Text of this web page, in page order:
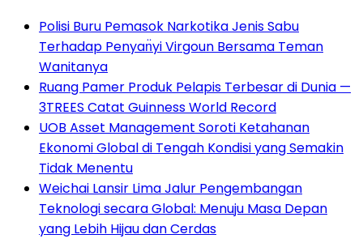
Polisi Buru Pemasok Narkotika Jenis Sabu
Terhadap Penyan̈yi Virgoun Bersama Teman
Wanitanya
Ruang Pamer Produk Pelapis Terbesar di Dunia —
3TREES Catat Guinness World Record
UOB Asset Management Soroti Ketahanan
Ekonomi Global di Tengah Kondisi yang Semakin
Tidak Menentu
Weichai Lansir Lima Jalur Pengembangan
Teknologi secara Global: Menuju Masa Depan
yang Lebih Hijau dan Cerdas